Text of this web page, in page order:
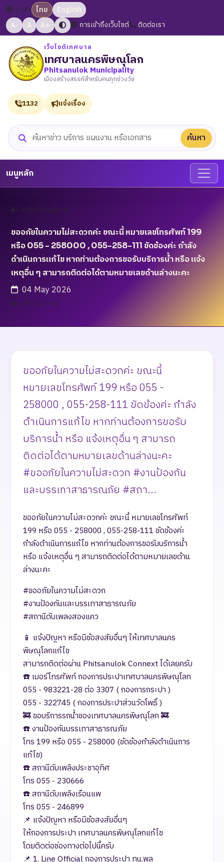
ภาษา: ไทย
English
A-
A A+ การเข้าถึงเว็บไซต์ ติดต่อเรา
เว็บไซต์เทศบาล
เทศบาลนครพิษณุโลก
Phitsanulok Municipality
เมืองสร้างสรรค์สำหรับคนทุกช่วงวัย
ค้นหาเว็บไซต์ ค้นหา
1132 แจ้งเรื่อง
เมนูหลัก
กลับไปหน้าข่าว
ขออภัยในความไม่สะดวกค่ะ ขณะนี้ หมายเลขโทรศัพท์ 199
หรือ 055 - 258000 , 055-258-111 ขัดข้องค่ะ กำลัง
ดำเนินการแก้ไข หากท่านต้องการขอรับบริการน้ำ หรือ แจ้ง
เหตุอื่น ๆ สามารถติดต่อได้ตามหมายเลขด้านล่างนะคะ
04 May 2026
เข้าชม 10 ครั้ง
ขออภัยในความไม่สะดวกค่ะ ขณะนี้
หมายเลขโทรศัพท์ 199 หรือ 055 -
258000 , 055-258-111 ขัดข้องค่ะ กำลัง
ดำเนินการแก้ไข หากท่านต้องการขอรับ
บริการน้ำ หรือ แจ้งเหตุอื่น ๆ สามารถ
ติดต่อได้ตามหมายเลขด้านล่างนะคะ
#ขออภัยในความไม่สะดวก #งานป้องกัน
และบรรเทาสาธารณภัย #สถา...
ขออภัยในความไม่สะดวกค่ะ ขณะนี้ หมายเลขโทรศัพท์
199 หรือ 055 - 258000 , 055-258-111 ขัดข้องค่ะ
กำลังดำเนินการแก้ไข หากท่านต้องการขอรับบริการน้ำ
หรือ แจ้งเหตุอื่น ๆ สามารถติดต่อได้ตามหมายเลขด้าน
ล่างนะคะ
#ขออภัยในความไม่สะดวก
#งานป้องกันและบรรเทาสาธารณภัย
#สถานีดับเพลงสองแคว
📱 แจ้งปัญหา หรือมีข้อสงสัยอื่นๆ ให้เทศบาลนคร
พิษณุโลกแก้ไข
สามารถติดต่อผ่าน Phitsanulok Connext ได้เลยครับ
☎️ เบอร์โทรศัพท์ กองการประปาเทศบาลนครพิษณุโลก
055 - 983221-28 ต่อ 3307 ( กองการกระปา )
055 - 322745 ( กองการประปาส่วนวัดโพธิ์ )
🚒 ขอบริการรถน้ำของเทศบาลนครพิษณุโลก 🚒
☎️ งานป้องกันบรรเทาสาธารณภัย
โทร 199 หรือ 055 - 258000 (ขัดข้องกำลังดำเนินการ
แก้ไข)
☎️ สถานีดับเพลิงประชาอุทิศ
โทร 055 - 230666
☎️ สถานีดับเพลิงเรือนแพ
โทร 055 - 246899
📌 แจ้งปัญหา หรือมีข้อสงสัยอื่นๆ
ให้กองการประปา เทศบาลนครพิษณุโลกแก้ไข
โดยติดต่อช่องทางต่อไปนี้ครับ
📌 1. Line Official กองการประปา ทน.พล